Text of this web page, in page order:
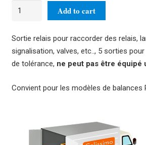
Sortie
A02
quantity
Add to cart
Sortie relais pour raccorder des relais,
signalisation, valves, etc.., 5 sorties
de tolérance, ne peut pas être équipé
Convient pour les modèles de balances